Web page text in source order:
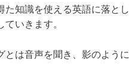
た知識を使える英語に落と
ていきます。
とは音声を聞き、影のよう